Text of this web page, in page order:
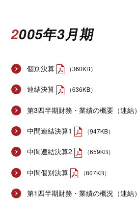
2005年3月期
個別決算 （360KB）
連結決算 （636KB）
第3四半期財務・業績の概要（連結）
中間連結決算1 （947KB）
中間連結決算2 （659KB）
中間個別決算 （807KB）
第1四半期財務・業績の概況（連結）